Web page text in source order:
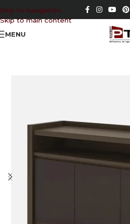
Skip to navigation
Skip to main content
MENU